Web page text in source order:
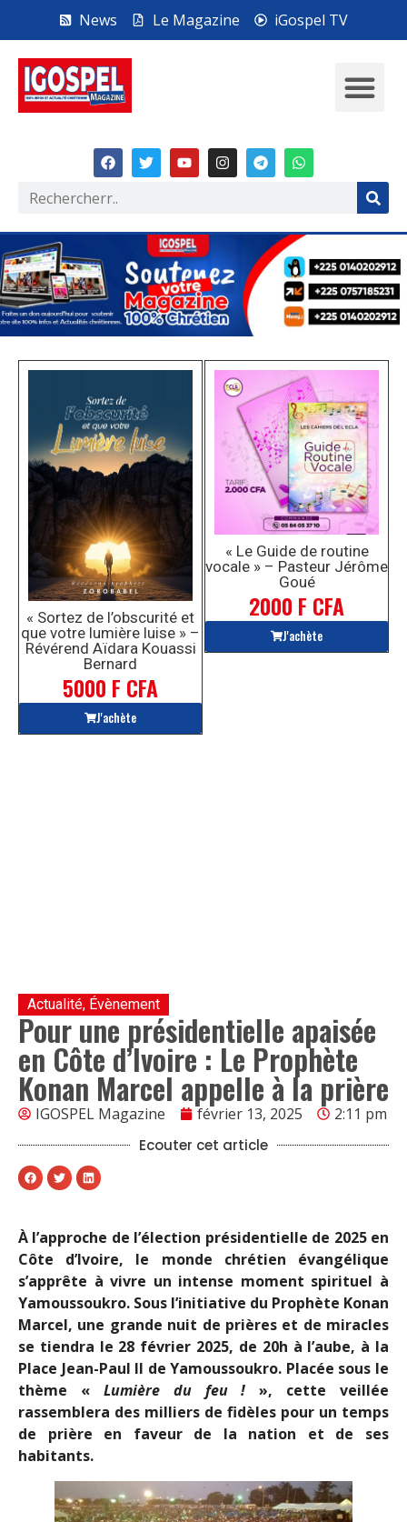
News Le Magazine iGospel TV
« Sortez de l’obscurité et
que votre lumière luise » –
Révérend Aïdara Kouassi
Bernard
5000 F CFA
J'achète
« Le Guide de routine
vocale » – Pasteur Jérôme
Goué
2000 F CFA
J'achète
Actualité, Évènement
Pour une présidentielle apaisée
en Côte d’Ivoire : Le Prophète
Konan Marcel appelle à la prière
IGOSPEL Magazine février 13, 2025 2:11 pm
Ecouter cet article
À l’approche de l’élection présidentielle de 2025 en
Côte d’Ivoire, le monde chrétien évangélique
s’apprête à vivre un intense moment spirituel à
Yamoussoukro. Sous l’initiative du Prophète Konan
Marcel, une grande nuit de prières et de miracles
se tiendra le 28 février 2025, de 20h à l’aube, à la
Place Jean-Paul II de Yamoussoukro. Placée sous le
thème « Lumière du feu ! », cette veillée
rassemblera des milliers de fidèles pour un temps
de prière en faveur de la nation et de ses
habitants.